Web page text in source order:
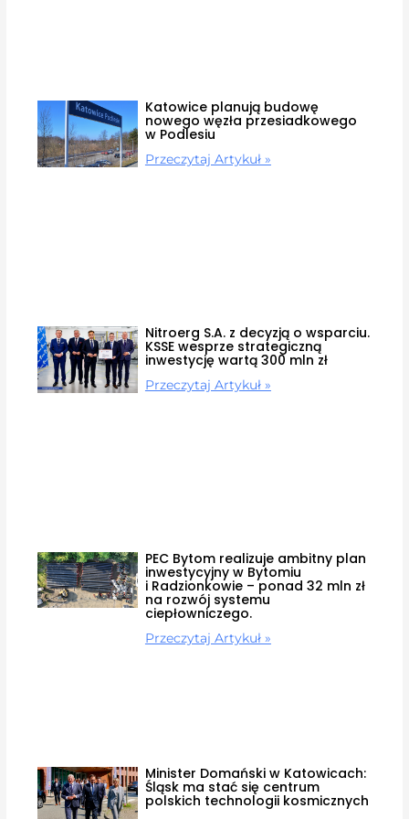
Katowice planują budowę
nowego węzła przesiadkowego
w Podlesiu
Przeczytaj Artykuł »
Nitroerg S.A. z decyzją o wsparciu.
KSSE wesprze strategiczną
inwestycję wartą 300 mln zł
Przeczytaj Artykuł »
PEC Bytom realizuje ambitny plan
inwestycyjny w Bytomiu
i Radzionkowie – ponad 32 mln zł
na rozwój systemu
ciepłowniczego.
Przeczytaj Artykuł »
Minister Domański w Katowicach:
Śląsk ma stać się centrum
polskich technologii kosmicznych